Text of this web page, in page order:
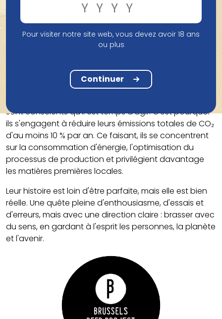
s'efforcent de croître chaque jour, sans sacrifier la
qualité.
Que peut-on améliorer ? Une chose est sûre : leurs
émissions de CO₂ sont encore trop élevées. Pour la
l'intégralité de leur empreinte écologique, incluant
toutes les émissions directes et indirectes, jusqu'à
sont conscients qu'il est temps d'agir. C'est pourquoi
ils s'engagent à réduire leurs émissions totales de CO₂
d'au moins 10 % par an. Ce faisant, ils se concentrent
sur la consommation d'énergie, l'optimisation du
processus de production et privilégient davantage
les matières premières locales.
Leur histoire est loin d'être parfaite, mais elle est bien
réelle. Une quête pleine d'enthousiasme, d'essais et
d'erreurs, mais avec une direction claire : brasser avec
du sens, en gardant à l'esprit les personnes, la planète
et l'avenir.
Pour visiter notre site web, vous devez avoir 18 ans
ou plus
Continuer